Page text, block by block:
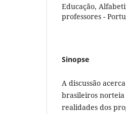
Educação,
professores -
Sinopse
A discussão
brasileiros norteia
realidades dos